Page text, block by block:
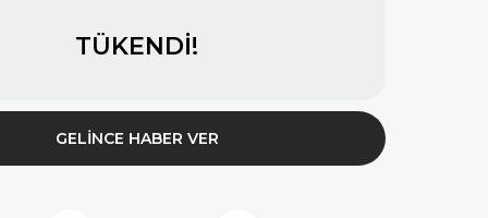
TÜKENDI!
GELINCE HABER VER